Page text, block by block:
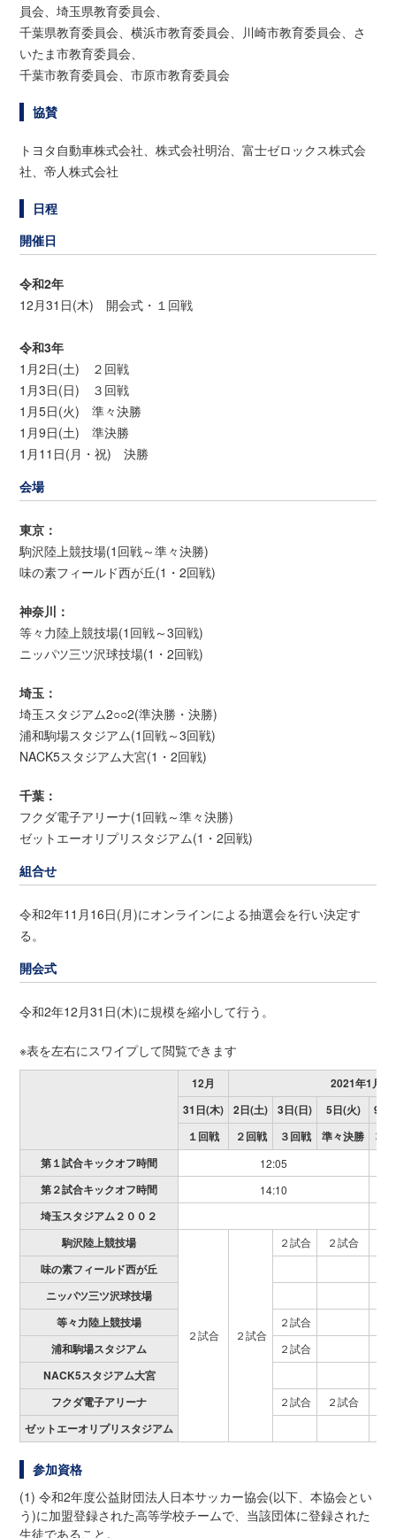
員会、埼玉県教育委員会、
千葉県教育委員会、横浜市教育委員会、川崎市教育委員会、さ
いたま市教育委員会、
千葉市教育委員会、市原市教育委員会
協賛
トヨタ自動車株式会社、株式会社明治、富士ゼロックス株式会
社、帝人株式会社
日程
開催日
令和2年
12月31日(木) 開会式・１回戦
令和3年
1月2日(土) ２回戦
1月3日(日) ３回戦
1月5日(火) 準々決勝
1月9日(土) 準決勝
1月11日(月・祝) 決勝
会場
東京：
駒沢陸上競技場(1回戦～準々決勝)
味の素フィールド西が丘(1・2回戦)
神奈川：
等々力陸上競技場(1回戦～3回戦)
ニッパツ三ツ沢球技場(1・2回戦)
埼玉：
埼玉スタジアム2○○2(準決勝・決勝)
浦和駒場スタジアム(1回戦～3回戦)
NACK5スタジアム大宮(1・2回戦)
千葉：
フクダ電子アリーナ(1回戦～準々決勝)
ゼットエーオリプリスタジアム(1・2回戦)
組合せ
令和2年11月16日(月)にオンラインによる抽選会を行い決定す
る。
開会式
令和2年12月31日(木)に規模を縮小して行う。
※表を左右にスワイプして閲覧できます
12月
2021年1月
31日(木)
2日(土) 3日(日) 5日(火)
9日
１回戦
２回戦 ３回戦 準々決勝
準
第１試合キックオフ時間
12:05
第２試合キックオフ時間 14:10
埼玉スタジアム２００２
駒沢陸上競技場
２試合 ２試合
２試合 ２試合
味の素フィールド西が丘
ニッパツ三ツ沢球技場
等々力陸上競技場
２試合
浦和駒場スタジアム ２試合
NACK5スタジアム大宮
フクダ電子アリーナ
２試合 ２試合
ゼットエーオリプリスタジアム
参加資格
(1) 令和2年度公益財団法人日本サッカー協会(以下、本協会とい
う)に加盟登録された高等学校チームで、当該団体に登録された
生徒であること。